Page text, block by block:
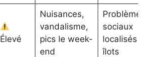
Élevé
Nuisances,
vandalisme,
pics le week-
end
Problèmes
sociaux
localisés par
îlots